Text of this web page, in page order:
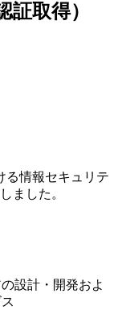
取得）
る情報セキュリテ
ました。
設計・開発およ